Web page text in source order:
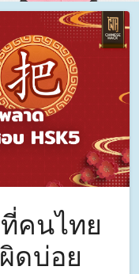
คนไทย
ดบ่อย